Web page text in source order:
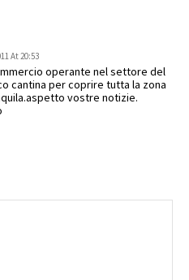
At 20:53
operante nel settore del
cantina per coprire tutta la zona
vostre notizie.